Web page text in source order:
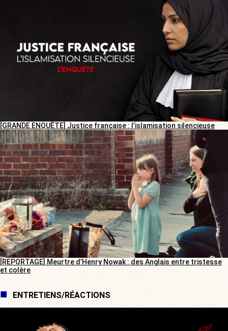
[GRANDE ENQUÊTE] Justice française : l’islamisation silencieuse
[REPORTAGE] Meurtre d’Henry Nowak : des Anglais entre tristesse
et colère
ENTRETIENS/RÉACTIONS